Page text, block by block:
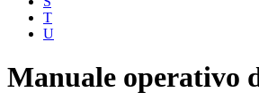
T
U
Manuale operativo